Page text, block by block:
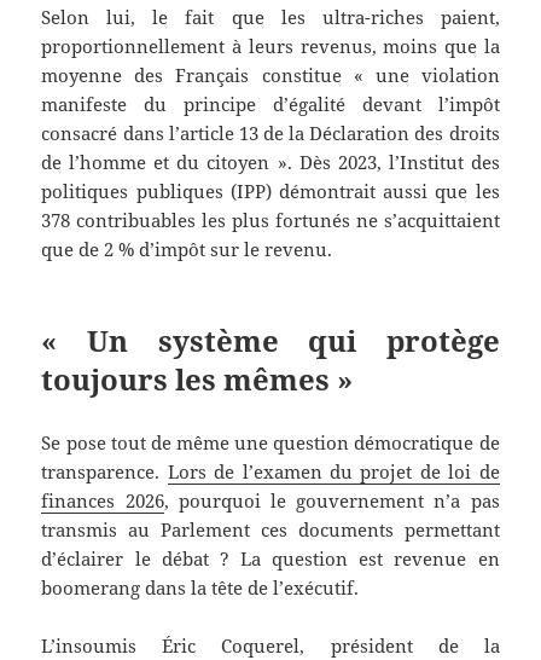
Selon lui, le fait que les ultra-riches paient,
proportionnellement à leurs revenus, moins que la
moyenne des Français constitue « une violation
manifeste du principe d’égalité devant l’impôt
consacré dans l’article 13 de la Déclaration des droits
de l’homme et du citoyen ». Dès 2023, l’Institut des
politiques publiques (IPP) démontrait aussi que les
378 contribuables les plus fortunés ne s’acquittaient
que de 2 % d’impôt sur le revenu.
« Un système qui protège
toujours les mêmes »
Se pose tout de même une question démocratique de
transparence. Lors de l’examen du projet de loi de
finances 2026, pourquoi le gouvernement n’a pas
transmis au Parlement ces documents permettant
d’éclairer le débat ? La question est revenue en
boomerang dans la tête de l’exécutif.
L’insoumis Éric Coquerel, président de la